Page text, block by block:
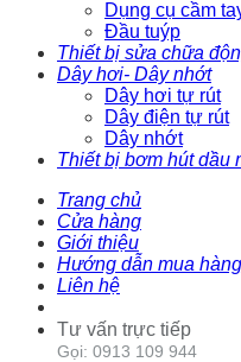
Dụng cụ cầm
Đầu tuýp
Thiết bị sửa chữa
Dây hơi- Dây nhớt
Dây hơi tự rút
Dây điện tự rút
Dây nhớt
Thiết bị bơm hút dầu
Trang chủ
Cửa hàng
Giới thiệu
Hướng dẫn mua hàng
Liên hệ
Tư vấn trực tiếp
Gọi: 0913 109 944